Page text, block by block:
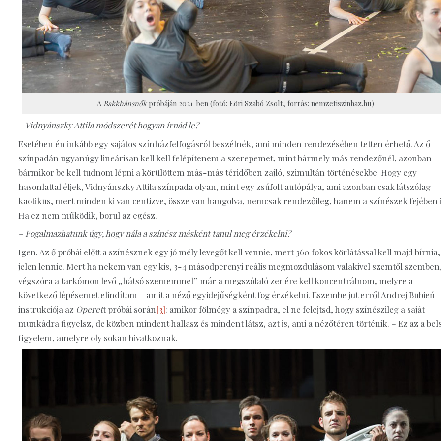
A Bakkhánsnőkpróbáján 2021-ben (fotó: Eöri Szabó Zsolt, forrás: nemzetiszinhaz.hu)
– Vidnyánszky Attila módszerét hogyan írnád le?
Esetében én inkább egy sajátos színházfelfogásról beszélnék, ami minden rendezésében tetten érhető. Az ő
színpadán ugyanúgy lineárisan kell kell felépítenem a szerepemet, mint bármely más rendezőnél, azonban
bármikor be kell tudnom lépni a körülöttem más-más téridőben zajló, szimultán történésekbe. Hogy egy
hasonlattal éljek, Vidnyánszky Attila színpada olyan, mint egy zsúfolt autópálya, ami azonban csak látszólag
kaotikus, mert minden ki van centizve, össze van hangolva, nemcsak rendezőileg, hanem a színészek fejében
Ha ez nem működik, borul az egész.
– Fogalmazhatunk úgy, hogy nála a színész másként tanul meg érzékelni?
Igen. Az ő próbái előtt a színésznek egy jó mély levegőt kell vennie, mert 360 fokos körlátással kell majd bírnia,
jelen lennie. Mert ha nekem van egy kis, 3-4 másodpercnyi reális megmozdulásom valakivel szemtől
végszóra a tarkómon levő „hátsó szememmel” már a megszólaló zenére kell koncentrálnom, melyre a
következő lépésemet elindítom – amit a néző egyidejűségként fog érzékelni. Eszembe jut erről Andrej Bubień
instrukciója az Operett próbái során[3]: amikor fölmégy a színpadra, el ne felejtsd, hogy színészileg a saját
munkádra figyelsz, de közben mindent hallasz és mindent látsz, azt is, ami a nézőtéren történik. – Ez az a
figyelem, amelyre oly sokan hivatkoznak.